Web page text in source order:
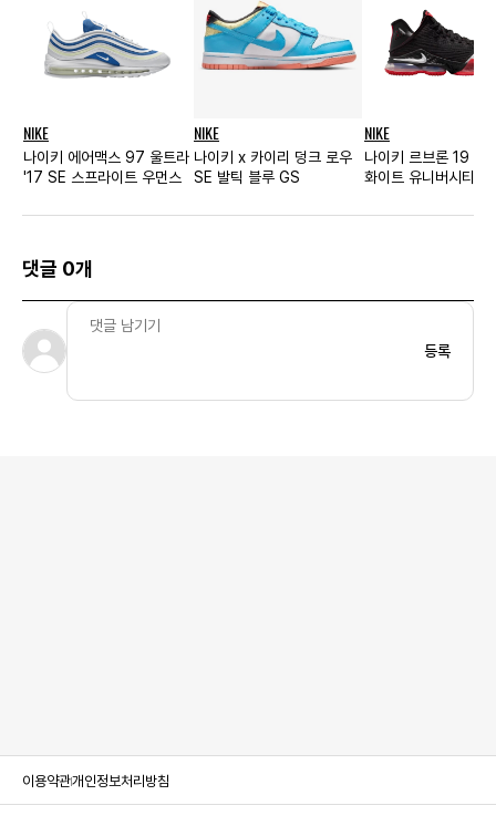
NIKE
나이키 에어맥스 97 울트라
'17 SE 스프라이트 우먼스
NIKE
나이키 x 카이리 덩크 로우
SE 발틱 블루 GS
NIKE
나이키 르브론 19 로
화이트 유니버시티 레
댓글 0개
등록
이용약관개인정보처리방침